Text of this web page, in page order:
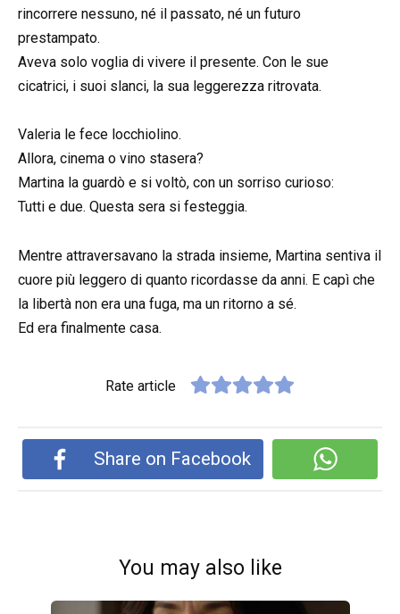
rincorrere nessuno, né il passato, né un futuro
prestampato.
Aveva solo voglia di vivere il presente. Con le sue
cicatrici, i suoi slanci, la sua leggerezza ritrovata.
Valeria le fece locchiolino.
Allora, cinema o vino stasera?
Martina la guardò e si voltò, con un sorriso curioso:
Tutti e due. Questa sera si festeggia.
Mentre attraversavano la strada insieme, Martina sentiva il
cuore più leggero di quanto ricordasse da anni. E capì che
la libertà non era una fuga, ma un ritorno a sé.
Ed era finalmente casa.
Rate article
Share on Facebook
You may also like